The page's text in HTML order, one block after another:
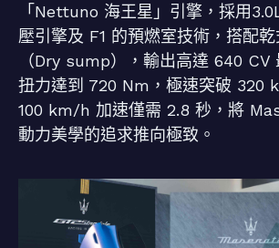
「Nettuno 海王星」引擎，採用
壓引擎及 F1 的預燃室技術，搭配
（Dry sump），輸出高達 640 CV
扭力達到 720 Nm，極速突破 320
100 km/h 加速僅需 2.8 秒，將
動力美學的追求推向極致。